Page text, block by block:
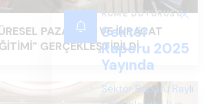
PAZARLAR VE İHRACAT
GERÇEKLEŞTİRİLDİ